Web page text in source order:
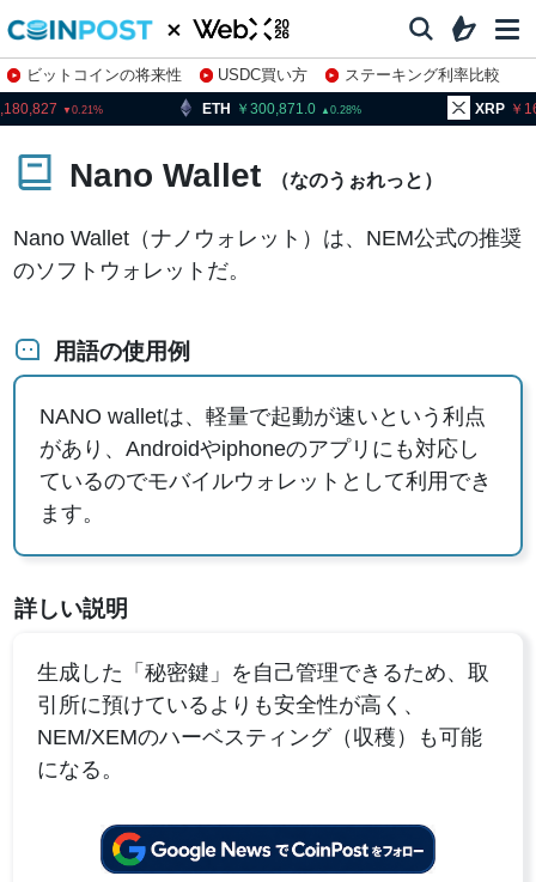
ビットコインの将来性 USDC買い方
ステーキング利率比較
株特集・関連銘柄
0.21 ETH 300,871.0 0.28 XRP
Nano Wallet （なのうぉれっと）
Nano Wallet（ナノウォレット）は、NEM公式の推奨
のソフトウォレットだ。
用語の使用例
NANO walletは、軽量で起動が速いという利点
があり、Androidやiphoneのアプリにも対応し
ているのでモバイルウォレットとして利用でき
ます。
詳しい説明
生成した「秘密鍵」を自己管理できるため、取
引所に預けているよりも安全性が高く、
NEM/XEMのハーベスティング（収穫）も可能
になる。